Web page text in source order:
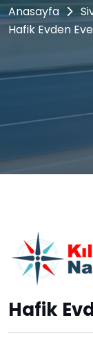
Anasayfa
Hafik Evden
Hafik